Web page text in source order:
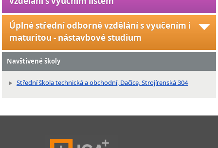
Úplné střední odborné vzdělání s vyučením i
maturitou - nástavbové studium
Navštívené školy
Střední škola technická a obchodní, Dačice, Strojírenská 304